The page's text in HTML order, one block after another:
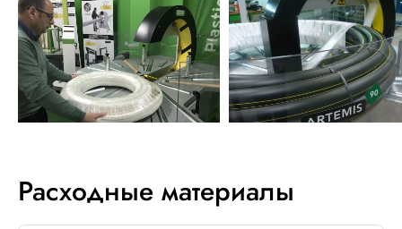
Расходные материалы